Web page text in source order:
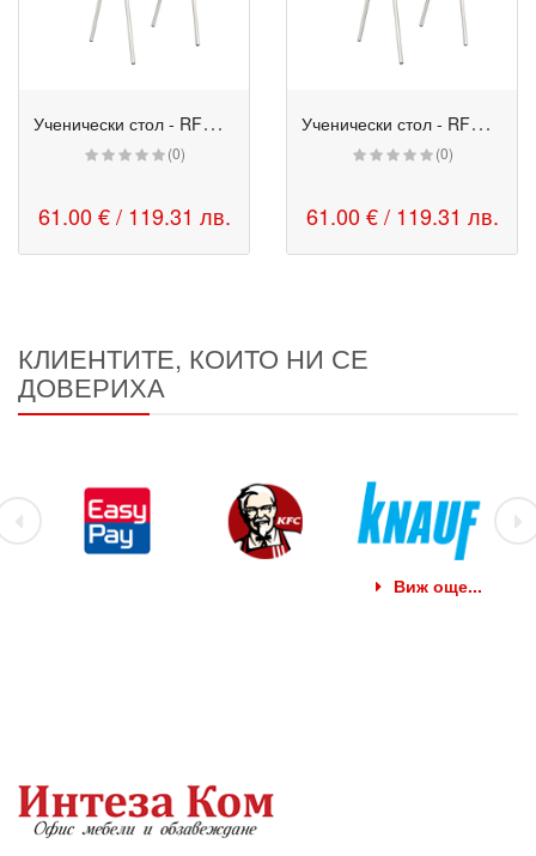
У
ченически стол - RFG Maxima A небесносин
(0)
61.00 € / 119.31 лв.
У
ченически стол - RFG Maxima A пурпурночервен
(0)
61.00 € / 119.31 лв.
КЛИЕНТИТЕ, КОИТО НИ СЕ
ДОВЕРИХА
Виж още...